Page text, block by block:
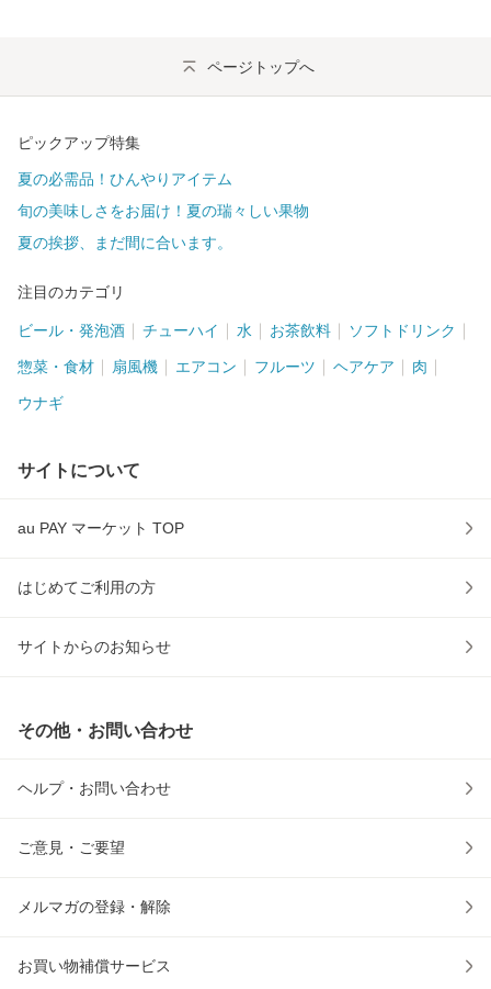
ページトップへ
ピックアップ特集
夏の必需品！ひんやりアイテム
旬の美味しさをお届け！夏の瑞々しい果物
夏の挨拶、まだ間に合います。
注目のカテゴリ
ビール・発泡酒 チューハイ 水 お茶飲料 ソフトドリンク
惣菜・食材 扇風機 エアコン フルーツ ヘアケア 肉
ウナギ
サイトについて
au PAY マーケット TOP
はじめてご利用の方
サイトからのお知らせ
その他・お問い合わせ
ヘルプ・お問い合わせ
ご意見・ご要望
メルマガの登録・解除
お買い物補償サービス